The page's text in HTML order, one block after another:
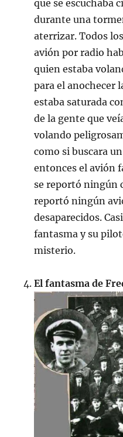
que se escuchaba
durante una
aterrizar. Todos
avión por radio
quien estaba
para el anochecer
estaba saturada
de la gente que
volando
como si buscara
entonces el avión
se reportó ningún
reportó ningún
desaparecidos.
fantasma y su
misterio.
El fantasma de